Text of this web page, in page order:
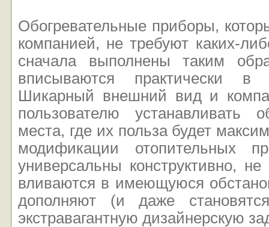
Обогревательные приборы,
компанией, не требуют каких-
сначала выполнены таким
вписываются практически в
Шикарный внешний вид и
пользователю устанавливать
места, где их польза будет
модификации отопительных
универсальны конструктивно, не
вливаются в имеющуюся
дополняют (и даже
экстравагантную дизайнерскую